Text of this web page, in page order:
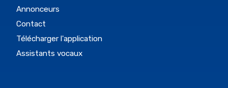
Annonceurs
Contact
Télécharger l'application
Assistants vocaux